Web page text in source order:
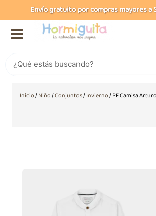
al
contenido
Envío gratuito por compras mayores a
Inicio/Niño/Conjuntos/Invierno/ PF Camisa